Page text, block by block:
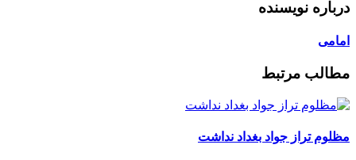
درباره نویسنده
امامی
مطالب مرتبط
مظلوم تراز جواد بغداد نداشت